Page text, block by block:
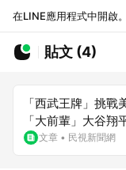
在LINE應用程式中開啟。
貼文 (4)
「西武王牌」挑
「大前輩」大谷翔
文章 • 民視新聞網